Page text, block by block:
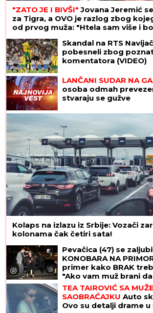
"ZATO JE I BIVŠI" Jovana Jeremić
za Tigra, a OVO je razlog zbog
od prvog muža: "Htela sam više i
Skandal na RTS
pobesneli zbog
komentatora (VIDEO)
LANČANI SUDAR NA
osoba odmah
stvaraju se gužve
Kolaps na izlazu iz Srbije: Vozači
kolonama čak četiri sata!
Pevačica (47) se
KONOBARA NA
primer kako BRAK
"Ako vam muž brani
NIJE ZA VAS"
TEA TAIROVIĆ SA
SAOBRAĆAJKU Auto
Ovo su detalji drame u